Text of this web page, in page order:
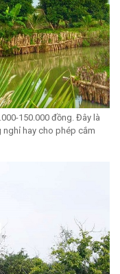
150.000 đồng. Đây là
hay cho phép cắm